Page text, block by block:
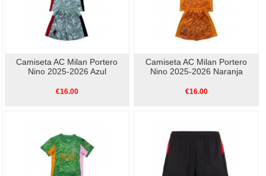
Camiseta AC Milan Portero
Nino 2025-2026 Azul
€16.00
Camiseta AC Milan Portero
Nino 2025-2026 Naranja
€16.00